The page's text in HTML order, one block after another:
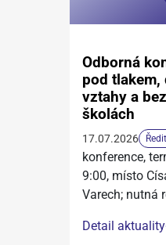
Odborná
pod tlakem,
vztahy a
školách
17.07.2026
konference,
9:00, místo
Varech; nutná
Detail aktuality